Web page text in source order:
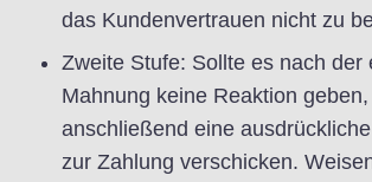
das Kundenvertrauen nicht zu
Zweite Stufe: Sollte es nach der
Mahnung keine Reaktion
anschließend eine
zur Zahlung verschicken.